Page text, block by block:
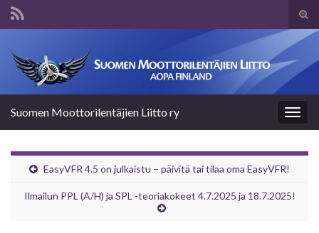
Suomen Moottorilentäjien Liitto ry
EasyVFR 4.5 on julkaistu – päivitä tai tilaa oma EasyVFR!
Ilmailun PPL (A/H) ja SPL -teoriakokeet 4.7.2025 ja 18.7.2025!